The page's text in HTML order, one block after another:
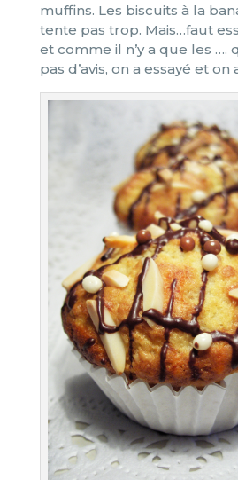
muffins. Les biscuits à la
tente pas trop. Mais…faut
et comme il n’y a que les ….
pas d’avis, on a essayé et on